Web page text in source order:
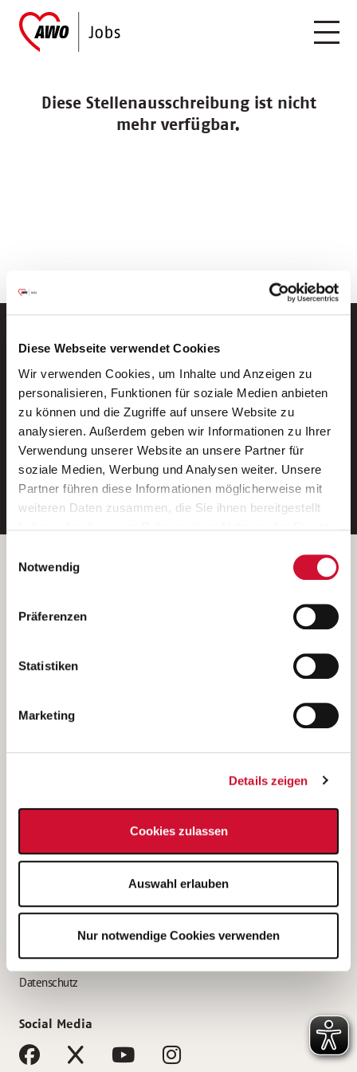
Diese Webseite verwendet Cookies
Wir verwenden Cookies, um Inhalte und Anzeigen zu
personalisieren, Funktionen für soziale Medien anbieten
zu können und die Zugriffe auf unsere Website zu
analysieren. Außerdem geben wir Informationen zu Ihrer
Verwendung unserer Website an unsere Partner für
soziale Medien, Werbung und Analysen weiter. Unsere
Partner führen diese Informationen möglicherweise mit
weiteren Daten zusammen, die Sie ihnen bereitgestellt
Wenn Sie auf „Cookies zulassen“ klicken, so stimmen
Sie der Speicherung sämtlicher Cookies zu. Sie können
Ihre Einwilligung selbstverständlich jederzeit widerrufen,
indem Sie die Cookie-Einstellungen aufrufen und diese
unsererDatenschutzerklärung
Notwendig
Präferenzen
Statistiken
Marketing
Details zeigen
Cookies zulassen
Auswahl erlauben
Nur notwendige Cookies verwenden
Diese Stellenausschreibung ist nicht
mehr verfügbar.
Neue Stellen per E-Mail.
Ein kostenloser Service von AWO
Jobs.
E-Mail-Adresse eintragen
Betreiber der Webseite
Kantstraße 45a
(Ein Tochterunternehmen des AWO Bezirksverbandes Unterfranken
e.V.)
Bewerbung als Altenpflegehelfer*in
Bewerbung als Erzieher*in
AWO Gliederungen nach Bundesland
Impressum
Datenschutz
Social Media